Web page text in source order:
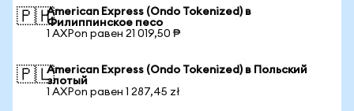
🇵🇭American Express (Ondo Tokenized) в
Филиппинское песо
1 AXPon равен 21 019,50 ₱
🇵🇱American Express (Ondo Tokenized) в Польский
злотый
1 AXPon равен 1 287,45 zł